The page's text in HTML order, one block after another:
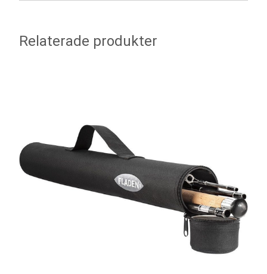
Relaterade produkter